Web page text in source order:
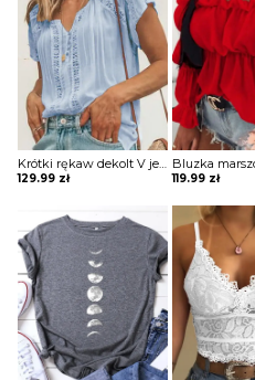
Krótki rękaw dekolt V jednolita koronka wzór koszulka tshirt luźna top bluzka Irene
129.99 zł 119.99 zł